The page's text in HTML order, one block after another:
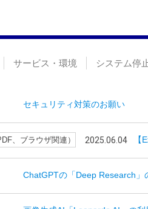
サービス・環境 システム停
セキュリティ対策のお願い
、ブラウザ関連） 2025.06.04 【
ChatGPTの「Deep Research」